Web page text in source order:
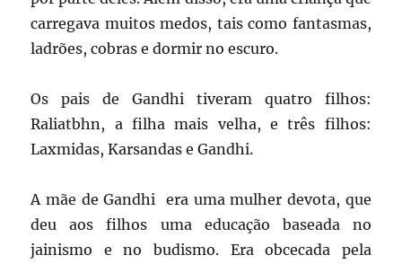
carregava muitos medos, tais como fantasmas,
ladrões, cobras e dormir no escuro.
Os pais de Gandhi tiveram quatro filhos:
Raliatbhn, a filha mais velha, e três filhos:
Laxmidas, Karsandas e Gandhi.
A mãe de Gandhi era uma mulher devota, que
deu aos filhos uma educação baseada no
jainismo e no budismo. Era obcecada pela